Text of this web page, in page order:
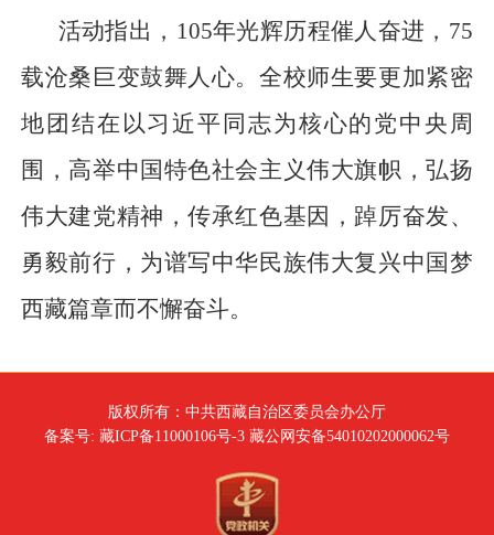
活动指出，105年光辉历程催人奋进，75
载沧桑巨变鼓舞人心。全校师生要更加紧密
地团结在以习近平同志为核心的党中央周
围，高举中国特色社会主义伟大旗帜，弘扬
伟大建党精神，传承红色基因，踔厉奋发、
勇毅前行，为谱写中华民族伟大复兴中国梦
西藏篇章而不懈奋斗。
版权所有：中共西藏自治区委员会办公厅
备案号: 藏ICP备11000106号-3 藏公网安备54010202000062号